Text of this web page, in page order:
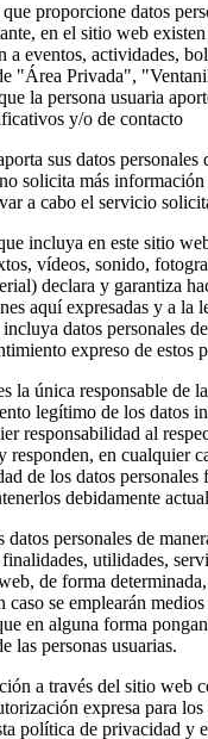
proporcione datos
en el sitio web
a eventos, actividades,
"Área Privada",
la persona usuaria
y/o de contacto
sus datos
solicita más información
a cabo el servicio
incluya en este sitio
vídeos, sonido,
declara y garantiza
aquí expresadas y a la
datos personales
expreso de estos
la única responsable de
legítimo de los datos
responsabilidad al
responden, en cualquier
de los datos personales
debidamente
personales de
utilidades,
de forma
se emplearán
en alguna forma
las personas usuarias.
a través del sitio web
expresa para
política de privacidad y